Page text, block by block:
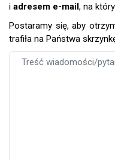
i adresem e-mail, na
Postaramy się, aby
trafiła na Państwa